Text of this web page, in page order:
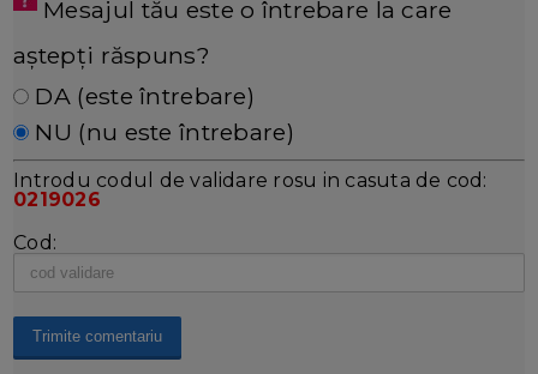
Mesajul tău este o întrebare la care
aștepți răspuns?
DA (este întrebare)
NU (nu este întrebare)
Introdu codul de validare rosu in casuta de cod:
0219026
Cod: